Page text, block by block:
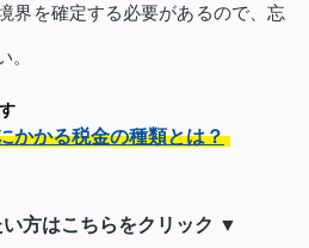
界を確定する必要があるので、忘
。
かかる税金の種類とは？
方はこちらをクリック ▼